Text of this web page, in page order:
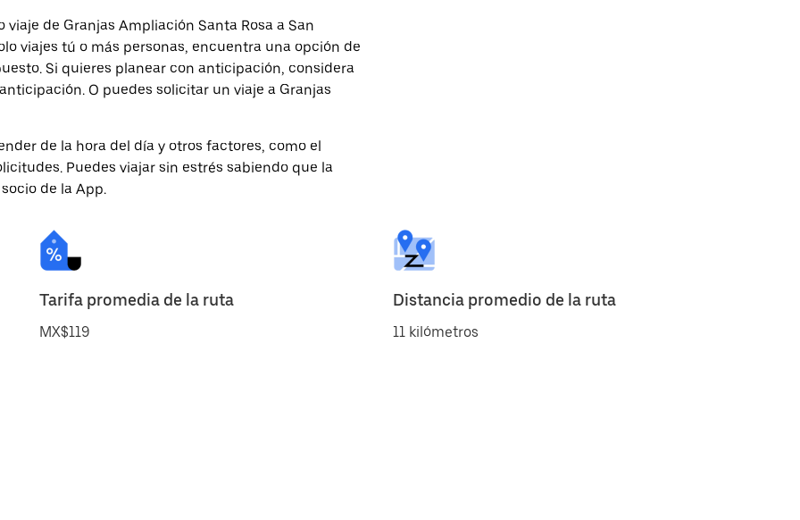
de Granjas Ampliación Santa Rosa a San
viajes tú o más personas, encuentra una opción de
Si quieres planear con anticipación, considera
O puedes solicitar un viaje a Granjas
de la hora del día y otros factores, como el
Puedes viajar sin estrés sabiendo que la
de la App.
Tarifa promedia de la ruta
MX$119
Distancia promedio de la ruta
11 kilómetros